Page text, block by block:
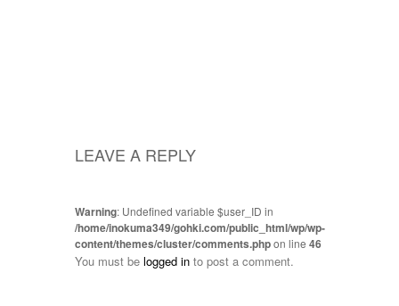
LEAVE A REPLY
Warning: Undefined variable $user_ID in
/home/inokuma349/gohki.com/public_html/wp/wp-
content/themes/cluster/comments.phpon line 46
You must be logged in to post a comment.